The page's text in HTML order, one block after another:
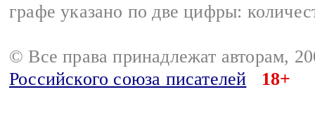
графе указано по две цифры:
© Все права принадлежат авторам,
Российского союза писателей
18+